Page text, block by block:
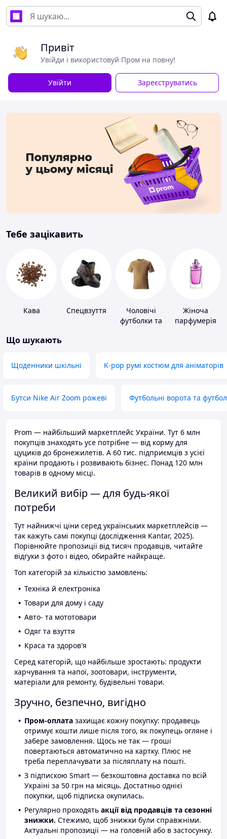
Привіт
Увійди і використовуй Пром на повну!
Увійти Зареєструватись
Тебе зацікавить
Кава Спецвзуття
Чоловічі
футболки та
Жіноча
парфумерія
Що шукають
Щоденники шкільні K-pop румі костюм для аніматорів
Бутси Nike Air Zoom рожеві Футбольні ворота та
Prom — найбільший маркетплейс України. Тут 6 млн
покупців знаходять усе потрібне — від корму для
цуциків до бронежилетів. А 60 тис. підприємців з усієї
країни продають і розвивають бізнес. Понад 120 млн
товарів в одному місці.
Великий вибір — для будь-якої
потреби
Тут найнижчі ціни серед українських маркетплейсів —
так кажуть самі покупці (дослідження Kantar, 2025).
Порівнюйте пропозиції від тисяч продавців, читайте
відгуки з фото і відео, обирайте найкраще.
Топ категорій за кількістю замовлень:
Техніка й електроніка
Товари для дому і саду
Авто- та мототовари
Одяг та взуття
Краса та здоров'я
Серед категорій, що найбільше зростають: продукти
харчування та напої, зоотовари, інструменти,
матеріали для ремонту, будівельні товари.
Зручно, безпечно, вигідно
Пром-оплата захищає кожну покупку: продавець
отримує кошти лише після того, як покупець огляне і
забере замовлення. Щось не так — гроші
повертаються автоматично на картку. Плюс не
треба переплачувати за післяплату на пошті.
З підпискою Smart — безкоштовна доставка по всій
Україні за 50 грн на місяць. Достатньо однієї
покупки, щоб підписка окупилась.
Регулярно проходять акції від продавців та сезонні
знижки. Стежимо, щоб знижки були справжніми.
Актуальні пропозиції — на головній або в застосунку.